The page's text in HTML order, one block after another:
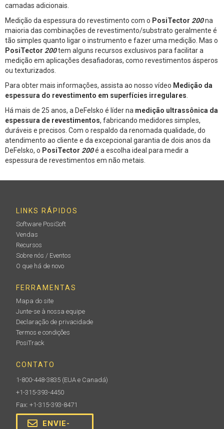
camadas adicionais.
Medição da espessura do revestimento com o PosiTector 200na
maioria das combinações de revestimento/substrato geralmente é
tão simples quanto ligar o instrumento e fazer uma medição. Mas o
PosiTector 200tem alguns recursos exclusivos para facilitar a
medição em aplicações desafiadoras, como revestimentos ásperos
ou texturizados.
Para obter mais informações, assista ao nosso vídeo Medição da
espessura do revestimento em superfícies irregulares
Há mais de 25 anos, a DeFelsko é líder na medição ultrassônica da
espessura de revestimentos, fabricando medidores simples,
duráveis e precisos. Com o respaldo da renomada qualidade, do
atendimento ao cliente e da excepcional garantia de dois anos da
DeFelsko, o PosiTector 200é a escolha ideal para medir a
espessura de revestimentos em não metais.
LINKS RÁPIDOS
Software PosiSoft
Vendas
Recursos
Sobre nós / Eventos
O que há de novo
FERRAMENTAS
Mapa do site
Junte-se à nossa equipe
Declaração de privacidade
Termos e condições
PosiTrack
CONTATO
1-800-448-3835 (EUA e Canadá)
+1-315-393-4450
Fax: +1-315-393-8471
ENVIE-